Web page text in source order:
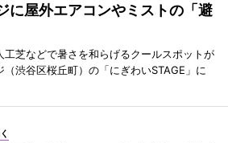
に屋外エアコンやミストの「避
工芝などで暑さを和らげるクールスポットが
渋谷区桜丘町）の「にぎわいSTAGE」に